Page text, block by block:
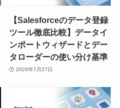
【Salesforceのデータ登録
ツール徹底比較】データイ
ンポートウィザードとデー
タローダーの使い分け基準
2026年7月27日